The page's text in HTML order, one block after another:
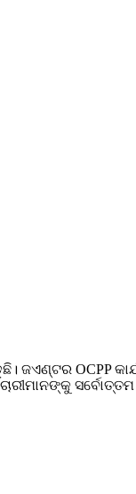
ଜଏଣ୍ଟର OCPP
ସର୍ବୋତ୍ତମ